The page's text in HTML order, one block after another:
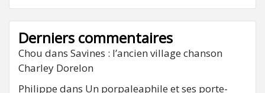
Derniers commentaires
Chou dans Savines : l’ancien village chanson
Charley Dorelon
Philippe dans Un porpaleaphile et ses porte-